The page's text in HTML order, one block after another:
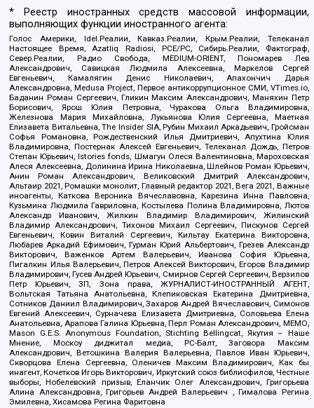
* Реестр иностранных средств массовой информации,
выполняющих функции иностранного агента:
Голос Америки, Idel.Реалии, Кавказ.Реалии, Крым.Реалии, Телеканал
Настоящее Время, Azatliq Radiosi, PCE/PC, Сибирь.Реалии, Фактограф,
Север.Реалии, Радио Свобода, MEDIUM-ORIENT, Пономарев Лев
Александрович, Савицкая Людмила Алексеевна, Маркелов Сергей
Евгеньевич, Камалягин Денис Николаевич, Апахончич Дарья
Александровна, Medusa Project, Первое антикоррупционное СМИ, VTimes.io,
Баданин Роман Сергеевич, Гликин Максим Александрович, Маняхин Петр
Борисович, Ярош Юлия Петровна, Чуракова Ольга Владимировна,
Железнова Мария Михайловна, Лукьянова Юлия Сергеевна, Маетная
Елизавета Витальевна, The Insider SIA, Рубин Михаил Аркадьевич, Гройсман
Софья Романовна, Рождественский Илья Дмитриевич, Апухтина Юлия
Владимировна, Постернак Алексей Евгеньевич, Телеканал Дождь, Петров
Степан Юрьевич, Istories fonds, Шмагун Олеся Валентиновна, Мароховская
Алеся Алексеевна, Долинина Ирина Николаевна, Шлейнов Роман Юрьевич,
Анин Роман Александрович, Великовский Дмитрий Александрович,
Альтаир 2021, Ромашки монолит, Главный редактор 2021, Вега 2021, Важные
иноагенты, Каткова Вероника Вячеславовна, Карезина Инна Павловна,
Кузьмина Людмила Гавриловна, Костылева Полина Владимировна, Лютов
Александр Иванович, Жилкин Владимир Владимирович, Жилинский
Владимир Александрович, Тихонов Михаил Сергеевич, Пискунов Сергей
Евгеньевич, Ковин Виталий Сергеевич, Кильтау Екатерина Викторовна,
Любарев Аркадий Ефимович, Гурман Юрий Альбертович, Грезев Александр
Викторович, Важенков Артем Валерьевич, Иванова София Юрьевна,
Пигалкин Илья Валерьевич, Петров Алексей Викторович, Егоров Владимир
Владимирович, Гусев Андрей Юрьевич, Смирнов Сергей Сергеевич, Верзилов
Петр Юрьевич, ЗП, Зона права, ЖУРНАЛИСТ-ИНОСТРАННЫЙ АГЕНТ,
Вольтская Татьяна Анатольевна, Клепиковская Екатерина Дмитриевна,
Сотников Даниил Владимирович, Захаров Андрей Вячеславович, Симонов
Евгений Алексеевич, Сурначева Елизавета Дмитриевна, Соловьева Елена
Анатольевна, Арапова Галина Юрьевна, Перл Роман Александрович, МЕМО,
Mason G.E.S. Anonymous Foundation, Stichting Bellingcat, Якутия – Наше
Мнение, Москоу диджитал медиа, РС-Балт, Заговора Максим
Александрович, Ветошкина Валерия Валерьевна, Павлов Иван Юрьевич,
Скворцова Елена Сергеевна, Оленичев Максим Владимирович, Как бы
инагент, Кочетков Игорь Викторович, Иркутский союз библиофилов, Честные
выборы, Нобелевский призыв, Еланчик Олег Александрович, Григорьева
Алина Александровна, Григорьев Андрей Валерьевич , Гималова Регина
Эмилевна, Хисамова Регина Фаритовна